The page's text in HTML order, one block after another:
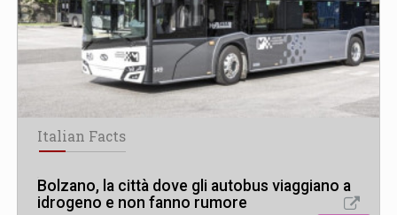
Italian Facts
Bolzano, la città dove gli autobus viaggiano a
idrogeno e non fanno rumore